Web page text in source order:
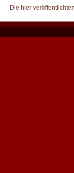
Die hier